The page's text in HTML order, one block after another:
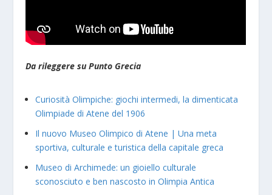
Da rileggere su Punto Grecia
Curiosità Olimpiche: giochi intermedi, la dimenticata
Olimpiade di Atene del 1906
Il nuovo Museo Olimpico di Atene | Una meta
sportiva, culturale e turistica della capitale greca
Museo di Archimede: un gioiello culturale
sconosciuto e ben nascosto in Olimpia Antica